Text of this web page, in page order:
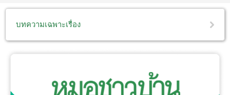
บทความเฉพาะเรื่อง